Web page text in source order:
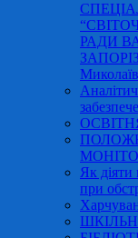
РАДИ
Як діяти
при